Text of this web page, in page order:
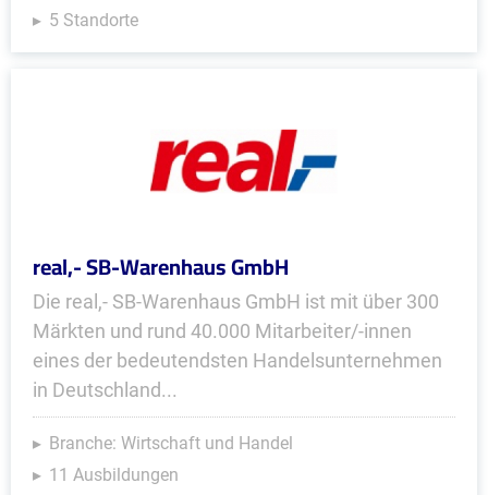
5 Standorte
real,- SB-Warenhaus GmbH
Die real,- SB-Warenhaus GmbH ist mit über 300
Märkten und rund 40.000 Mitarbeiter/-innen
eines der bedeutendsten Handelsunternehmen
in Deutschland...
Branche: Wirtschaft und Handel
11 Ausbildungen